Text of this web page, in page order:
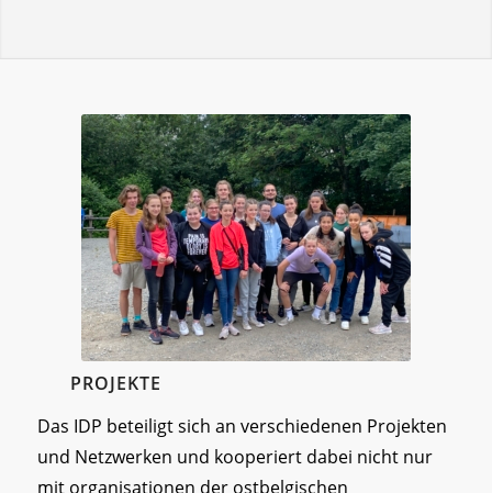
PROJEKTE
Das IDP beteiligt sich an verschiedenen Projekten
und Netzwerken und kooperiert dabei nicht nur
mit organisationen der ostbelgischen